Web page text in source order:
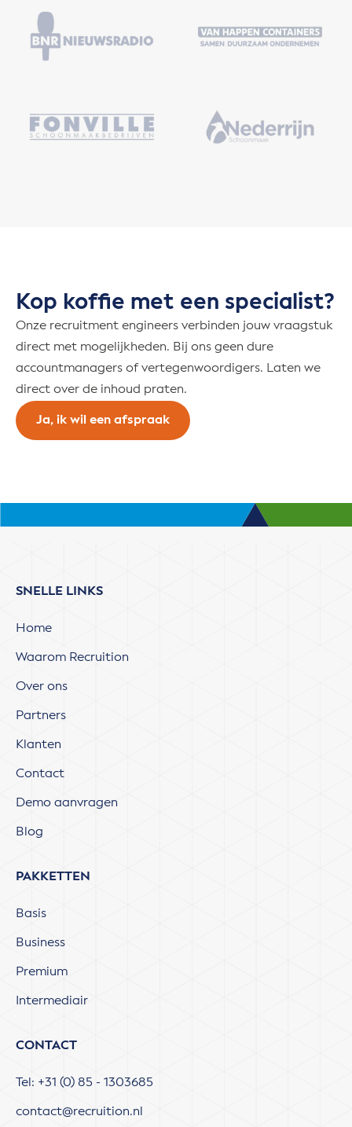
Kop koffie met een specialist?
Onze recruitment engineers verbinden jouw vraagstuk
direct met mogelijkheden. Bij ons geen dure
accountmanagers of vertegenwoordigers. Laten we
direct over de inhoud praten.
Ja, ik wil een afspraak
SNELLE LINKS
Home
Waarom Recruition
Over ons
Partners
Klanten
Contact
Demo aanvragen
Blog
PAKKETTEN
Basis
Business
Premium
Intermediair
CONTACT
Tel: +31 (0) 85 - 1303685
contact@recruition.nl